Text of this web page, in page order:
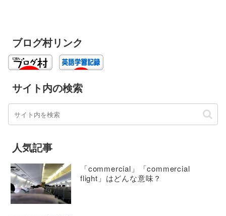
ブログ村リンク
サイト内の検索
人気記事
「commercial」「commercial
flight」はどんな意味？